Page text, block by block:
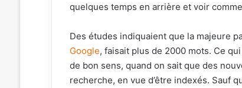
quelques temps en arrière et voir
Des études indiquaient que la majeure
Google, faisait plus de 2000 mots. Ce
de bon sens, quand on sait que des
recherche, en vue d’être indexés. Sauf